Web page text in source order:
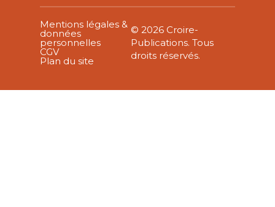
Mentions légales &
données
personnelles
CGV
Plan du site
© 2026 Croire-
Publications. Tous
droits réservés.